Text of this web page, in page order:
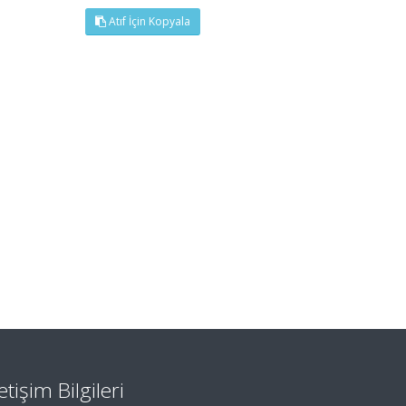
Atıf İçin Kopyala
Bilgileri